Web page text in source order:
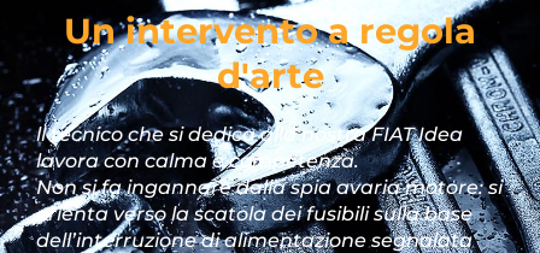
Un intervento a regola
d'arte
ll tecnico che si dedica alla nostra FIAT Idea
lavora con calma e competenza.
Non si fa ingannare dalla spia avaria motore: si
orienta verso la scatola dei fusibili sulla base
dell’interruzione di alimentazione segnalata